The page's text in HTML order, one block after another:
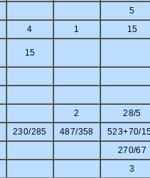
5
4 1
15
15
2
28/5
230/285 487/358
523+70/
270/67
3